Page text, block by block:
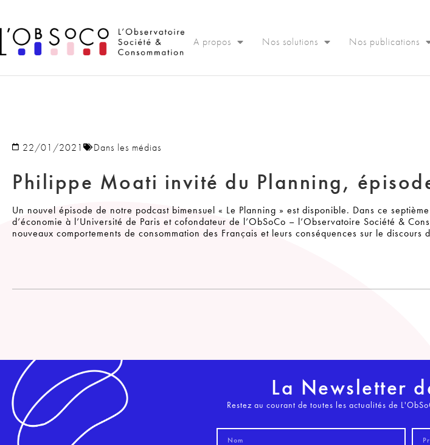
A propos Nos solutions Nos publications
22/01/2021 Dans les médias
Philippe Moati invité du Planning,
Un nouvel épisode de notre podcast bimensuel « Le Planning » est disponible. Dans ce
d’économie à l’Université de Paris et cofondateur de l’ObSoCo – l’Observatoire Société &
nouveaux comportements de consommation des Français et leurs conséquences sur le discours
La Newsletter
Restez au courant de toutes les actualités de